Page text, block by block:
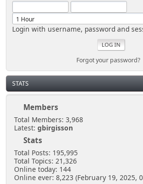
Login with username, password and
Forgot your password?
STATS
Members
Total Members: 3,968
Latest: gbirgisson
Stats
Total Posts: 195,995
Total Topics: 21,326
Online today: 144
Online ever: 8,223 (February 19, 2025,